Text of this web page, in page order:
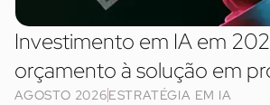
Investimento em IA em
orçamento à solução em
AGOSTO 2026ESTRATÉGIA EM IA